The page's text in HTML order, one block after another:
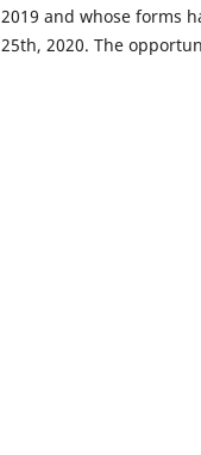
2019 and whose forms
25th, 2020. The